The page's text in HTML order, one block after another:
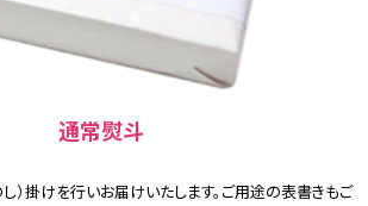
通常熨斗
）掛けを行いお届けいたします。ご用途の表書きもご